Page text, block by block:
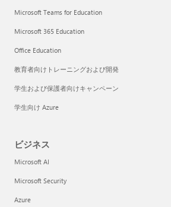
Microsoft Teams for Education
Microsoft 365 Education
Office Education
教育者向けトレーニングおよび開発
学生および保護者向けキャンペーン
学生向け Azure
ビジネス
Microsoft AI
Microsoft Security
Azure